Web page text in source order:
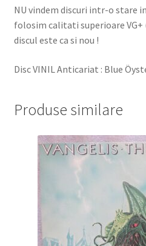
NU vindem discuri intr-o stare
folosim calitati superioare VG+
discul este ca si nou !
Disc VINIL Anticariat : Blue
Produse similare